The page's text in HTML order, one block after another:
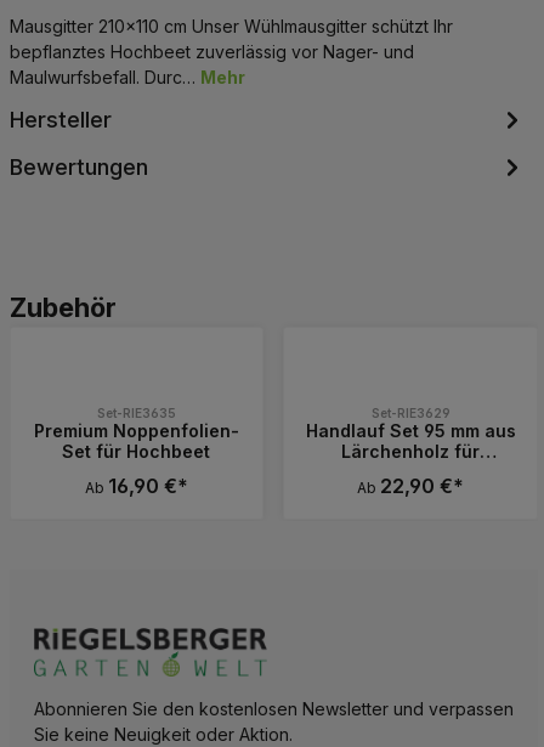
Mausgitter 210x110 cm Unser Wühlmausgitter schützt Ihr
bepflanztes Hochbeet zuverlässig vor Nager- und
Maulwurfsbefall. Durc… Mehr
Hersteller
Bewertungen
Produktgalerie überspringen
Zubehör
Set-RIE3635
Premium Noppenfolien-
Set für Hochbeet
Ab 16,90 €*
Set-RIE3629
Handlauf Set 95 mm aus
Lärchenholz für
Gartenwelt
Ab 22,90 €*
Abonnieren Sie den kostenlosen Newsletter und verpassen
Sie keine Neuigkeit oder Aktion.